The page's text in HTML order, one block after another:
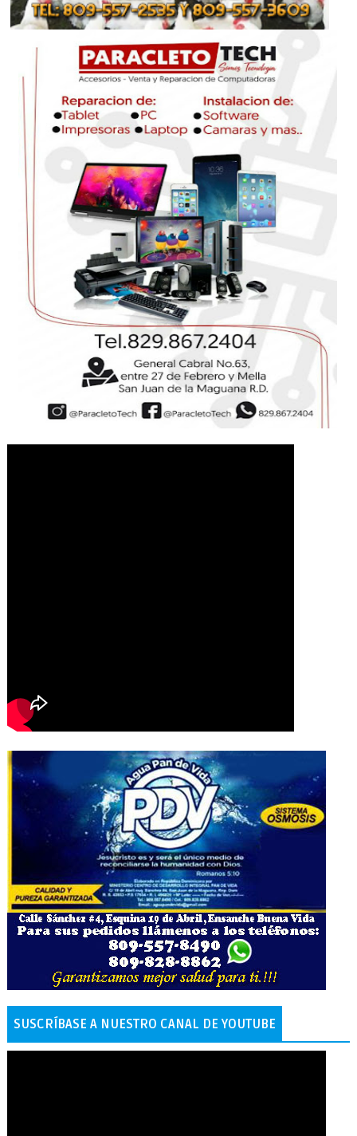
SUSCRÍBASE A NUESTRO CANAL DE YOUTUBE